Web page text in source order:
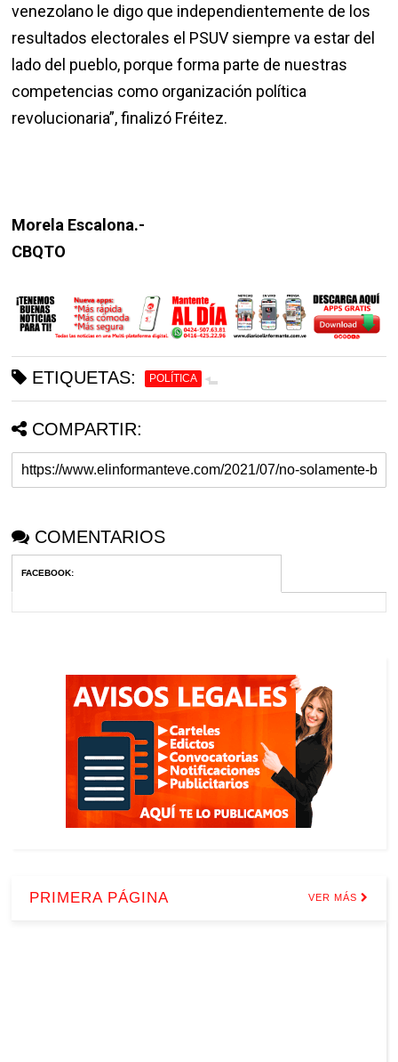
venezolano le digo que independientemente de los
resultados electorales el PSUV siempre va estar del
lado del pueblo, porque forma parte de nuestras
competencias como organización política
revolucionaria”, finalizó Fréitez.
Morela Escalona.-
CBQTO
ETIQUETAS: POLÍTICA
COMPARTIR:
COMENTARIOS
FACEBOOK:
PRIMERA PÁGINA VER MÁS